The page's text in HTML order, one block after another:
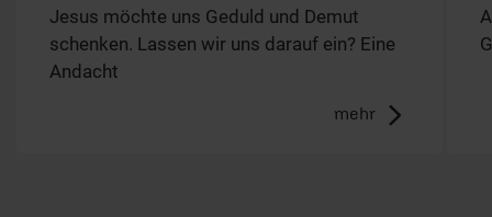
Jesus möchte uns Geduld und Demut
schenken. Lassen wir uns darauf ein? Eine
Andacht
mehr